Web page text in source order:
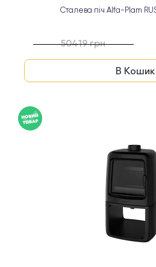
Сталева піч Alfa-Plam
50419 грн
В Кошик